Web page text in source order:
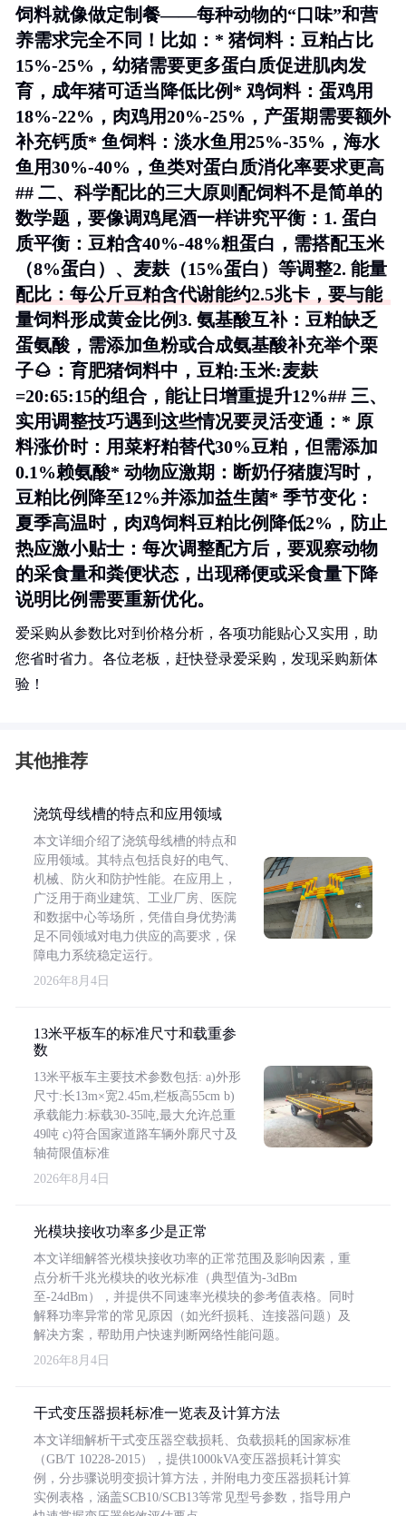
饲料就像做定制餐——每种动物的“口味”和营
养需求完全不同！比如：* 猪饲料：豆粕占比
15%-25%，幼猪需要更多蛋白质促进肌肉发
育，成年猪可适当降低比例* 鸡饲料：蛋鸡用
18%-22%，肉鸡用20%-25%，产蛋期需要额外
补充钙质* 鱼饲料：淡水鱼用25%-35%，海水
鱼用30%-40%，鱼类对蛋白质消化率要求更高
## 二、科学配比的三大原则配饲料不是简单的
数学题，要像调鸡尾酒一样讲究平衡：1. 蛋白
质平衡：豆粕含40%-48%粗蛋白，需搭配玉米
（8%蛋白）、麦麸（15%蛋白）等调整2. 能量
配比 ：每公斤豆粕含代谢能约2.5兆卡，要与能
量饲料形成黄金比例3. 氨基酸互补：豆粕缺乏
蛋氨酸，需添加鱼粉或合成氨基酸补充举个栗
子🌰：育肥猪饲料中，豆粕:玉米:麦麸
=20:65:15的组合，能让日增重提升12%## 三、
实用调整技巧遇到这些情况要灵活变通：* 原
料涨价时：用菜籽粕替代30%豆粕，但需添加
0.1%赖氨酸* 动物应激期 ：断奶仔猪腹泻时，
豆粕比例降至12%并添加益生菌* 季节变化：
夏季高温时，肉鸡饲料豆粕比例降低2%，防止
热应激小贴士：每次调整配方后，要观察动物
的采食量和粪便状态，出现稀便或采食量下降
说明比例需要重新优化。
爱采购从参数比对到价格分析，各项功能贴心又实用，助
您省时省力。各位老板，赶快登录爱采购，发现采购新体
验！
其他推荐
浇筑母线槽的特点和应用领域
本文详细介绍了浇筑母线槽的特点和
应用领域。其特点包括良好的电气、
机械、防火和防护性能。在应用上，
广泛用于商业建筑、工业厂房、医院
和数据中心等场所，凭借自身优势满
足不同领域对电力供应的高要求，保
障电力系统稳定运行。
2026年8月4日
13米平板车的标准尺寸和载重参
数
13米平板车主要技术参数包括: a)外形
尺寸:长13m×宽2.45m,栏板高55cm b)
承载能力:标载30-35吨,最大允许总重
49吨 c)符合国家道路车辆外廓尺寸及
轴荷限值标准
2026年8月4日
光模块接收功率多少是正常
本文详细解答光模块接收功率的正常范围及影响因素，重
点分析千兆光模块的收光标准（典型值为-3dBm
至-24dBm），并提供不同速率光模块的参考值表格。同时
解释功率异常的常见原因（如光纤损耗、连接器问题）及
解决方案，帮助用户快速判断网络性能问题。
2026年8月4日
干式变压器损耗标准一览表及计算方法
本文详细解析干式变压器空载损耗、负载损耗的国家标准
（GB/T 10228-2015），提供1000kVA变压器损耗计算实
例，分步骤说明变损计算方法，并附电力变压器损耗计算
实例表格，涵盖SCB10/SCB13等常见型号参数，指导用户